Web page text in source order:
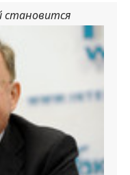
становится